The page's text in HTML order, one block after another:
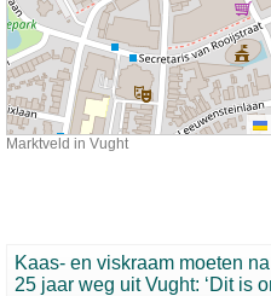
Marktveld in Vught
Kaas- en viskraam moeten na
25 jaar weg uit Vught: ‘Dit is